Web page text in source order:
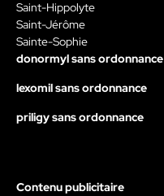
Saint-Hippolyte
Saint-Jérôme
Sainte-Sophie
donormyl sans ordonnance
lexomil sans ordonnance
priligy sans ordonnance
Contenu publicitaire